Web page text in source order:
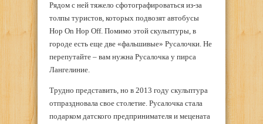
Рядом с ней тяжело сфотографироваться из-за
толпы туристов, которых подвозят автобусы
Hop On Hop Off. Помимо этой скульптуры, в
городе есть еще две «фальшивые» Русалочки. Не
перепутайте – вам нужна Русалочка у пирса
Лангелиние.
Трудно представить, но в 2013 году скульптура
отпраздновала свое столетие. Русалочка стала
подарком датского предпринимателя и мецената